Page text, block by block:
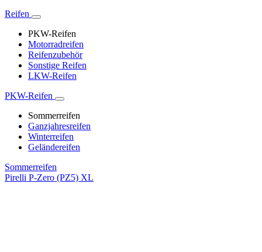
Reifen
PKW-Reifen
Motorradreifen
Reifenzubehör
Sonstige Reifen
LKW-Reifen
PKW-Reifen
Sommerreifen
Ganzjahresreifen
Winterreifen
Geländereifen
Sommerreifen
Pirelli P-Zero (PZ5) XL